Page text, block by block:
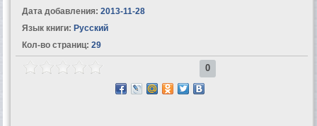
Дата добавления: 2013-11-28
Язык книги: Русский
Кол-во страниц: 29
0